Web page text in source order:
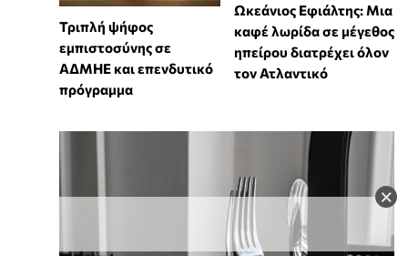
×
Τριπλή ψήφος
εμπιστοσύνης σε
ΑΔΜΗΕ και επενδυτικό
πρόγραμμα
Ωκεάνιος Εφιάλτης: Μια
καφέ λωρίδα σε μέγεθος
ηπείρου διατρέχει όλον
τον Ατλαντικό